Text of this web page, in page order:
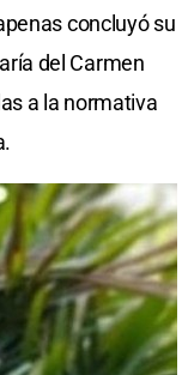
concluyó su
del Carmen
a la normativa